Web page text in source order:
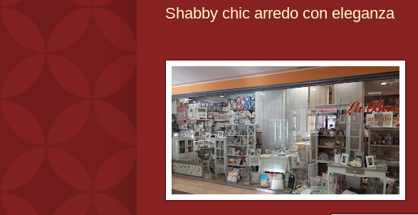
Shabby chic arredo con eleganza